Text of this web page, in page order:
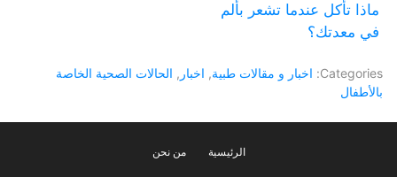
ماذا تأكل عندما تشعر بألم
في معدتك؟
Categories: اخبار و مقالات طبية, اخبار , الحالات الصحية الخاصة
بالأطفال
الرئيسية من نحن